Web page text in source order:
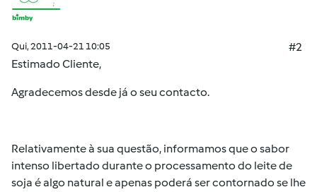
Qui, 2011-04-21 10:05
#2
Estimado Cliente,
Agradecemos desde já o seu contacto.
Relativamente à sua questão, informamos que o sabor
intenso libertado durante o processamento do leite de
soja é algo natural e apenas poderá ser contornado se lhe